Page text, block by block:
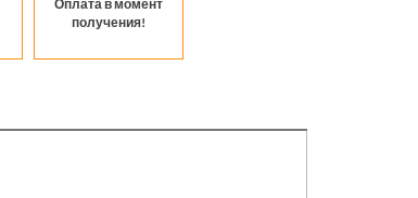
Оплата в момент
получения!